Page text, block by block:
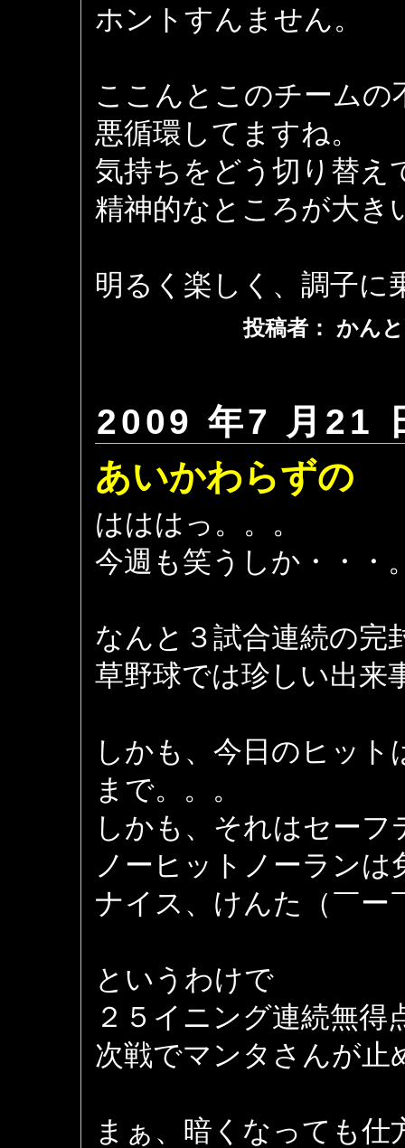
ホントすんません。
ここんとこのチームの
悪循環してますね。
気持ちをどう切り替え
精神的なところが大き
明るく楽しく、調子に
投稿者： かん
2009 年7 月21
あいかわらずの
はははっ。。。
今週も笑うしか・・・
なんと３試合連続の完
草野球では珍しい出来
しかも、今日のヒッ
まで。。。
しかも、それはセー
ノーヒットノーランは
ナイス、けんた（￣ー
というわけで
２５イニング連続無得
次戦でマンタさんが止
まぁ、暗くなっても仕